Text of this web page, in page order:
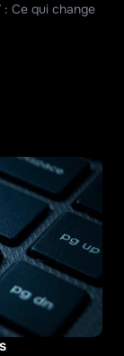
: Ce qui change